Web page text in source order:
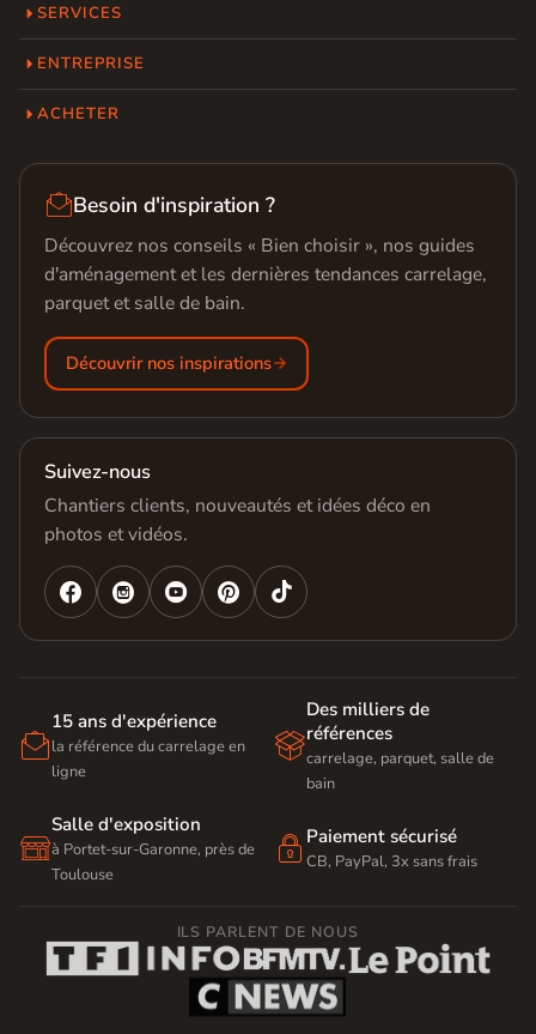
SERVICES
ENTREPRISE
ACHETER
Besoin d'inspiration ?
Découvrez nos conseils « Bien choisir », nos guides
d'aménagement et les dernières tendances carrelage,
parquet et salle de bain.
Découvrir nos inspirations
Suivez-nous
Chantiers clients, nouveautés et idées déco en
photos et vidéos.
   

15 ans d'expérience
la référence du carrelage en
ligne

Des milliers de
références
carrelage, parquet, salle de
bain

Salle d'exposition
à Portet-sur-Garonne, près de
Toulouse
 Paiement sécurisé
CB, PayPal, 3x sans frais
ILS PARLENT DE NOUS